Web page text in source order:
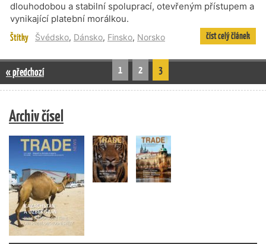
dlouhodobou a stabilní spoluprací, otevřeným přístupem a
vynikající platební morálkou.
Štítky Švédsko, Dánsko, Finsko, Norsko číst celý článek
« předchozí 1 2 3
Archiv čísel